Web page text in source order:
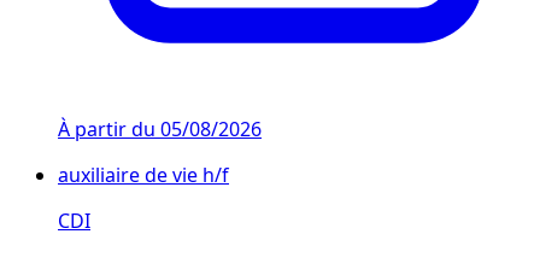
À partir du 05/08/2026
auxiliaire de vie h/f
CDI